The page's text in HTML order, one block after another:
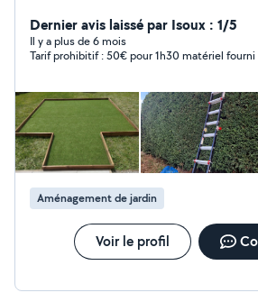
Dernier avis laissé par Isoux : 1/5
Il y a plus de 6 mois
Tarif prohibitif : 50€ pour 1h30 matériel fourni
Aménagement de jardin
Voir le profil